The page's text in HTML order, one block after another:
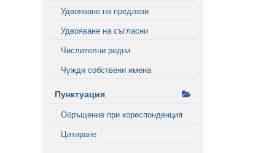
Удвояване на предлози
Удвояване на съгласни
Числителни редни
Чужди собствени имена
Пунктуация
Обръщение при кореспонденция
Цитиране